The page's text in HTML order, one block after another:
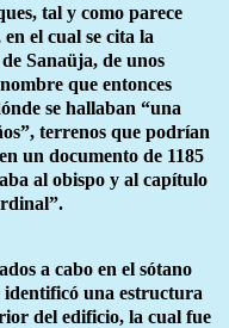
tal y como parece
el cual se cita la
Sanaüja, de unos
que entonces
se hallaban “una
terrenos que podrían
un documento de 1185
al obispo y al capítulo
a cabo en el sótano
identificó una estructura
del edificio, la cual fue